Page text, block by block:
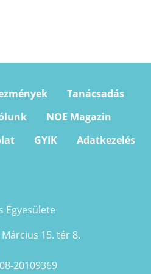
Tanácsadás
NOE Magazin
GYIK Adatkezelés
Egyesülete
15. tér 8.
20109369